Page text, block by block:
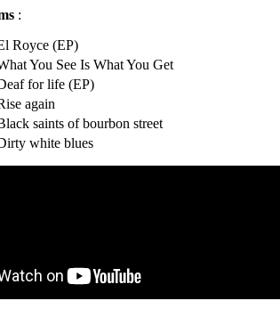
:
Royce (EP)
You See Is What You Get
for life (EP)
again
saints of bourbon street
white blues